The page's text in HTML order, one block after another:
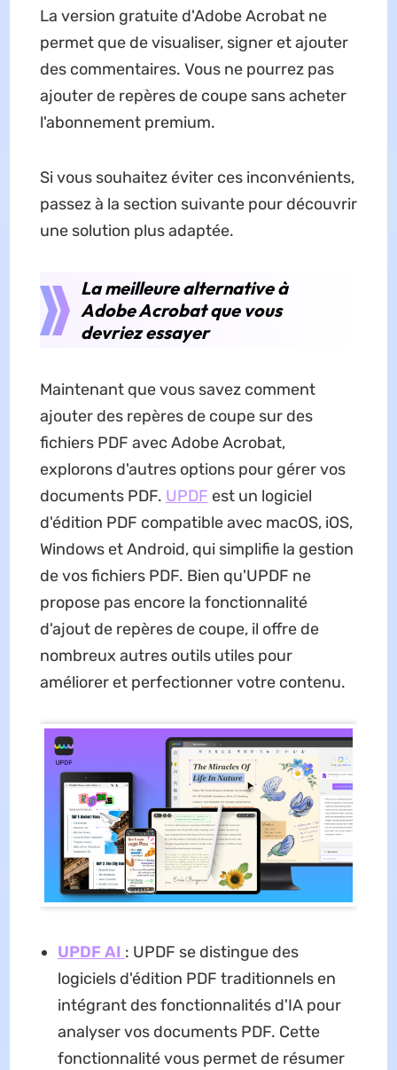
La version gratuite d'Adobe Acrobat ne
permet que de visualiser, signer et ajouter
des commentaires. Vous ne pourrez pas
ajouter de repères de coupe sans acheter
l'abonnement premium.
Si vous souhaitez éviter ces inconvénients,
passez à la section suivante pour découvrir
une solution plus adaptée.
La meilleure alternative à
Adobe Acrobat que vous
devriez essayer
Maintenant que vous savez comment
ajouter des repères de coupe sur des
fichiers PDF avec Adobe Acrobat,
explorons d'autres options pour gérer vos
documents PDF. UPDF est un logiciel
d'édition PDF compatible avec macOS, iOS,
Windows et Android, qui simplifie la gestion
de vos fichiers PDF. Bien qu'UPDF ne
propose pas encore la fonctionnalité
d'ajout de repères de coupe, il offre de
nombreux autres outils utiles pour
améliorer et perfectionner votre contenu.
UPDF AI : UPDF se distingue des
logiciels d'édition PDF traditionnels en
intégrant des fonctionnalités d'IA pour
analyser vos documents PDF. Cette
fonctionnalité vous permet de résumer